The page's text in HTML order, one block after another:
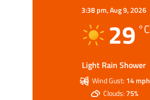
3:38 pm,Aug 9, 2026
29 °C
Light Rain Shower
Wind Gust: 14 mph
Clouds:75%